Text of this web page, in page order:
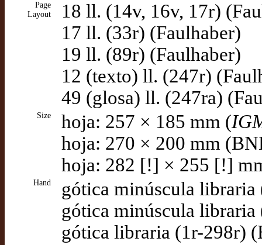
Page
Layout
18 ll. (14v, 16v, 17r)
17 ll. (33r) (Faulhaber)
19 ll. (89r) (Faulhaber)
12 (texto) ll. (247r)
49 (glosa) ll. (247ra)
Size hoja: 257 × 185 mm (
hoja: 270 × 200 mm
hoja: 282 [!] × 255 [!]
Hand
gótica minúscula
gótica minúscula
gótica libraria (1r-298r)